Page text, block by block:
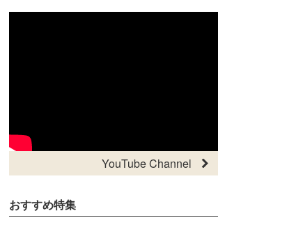
YouTube Channel
おすすめ特集